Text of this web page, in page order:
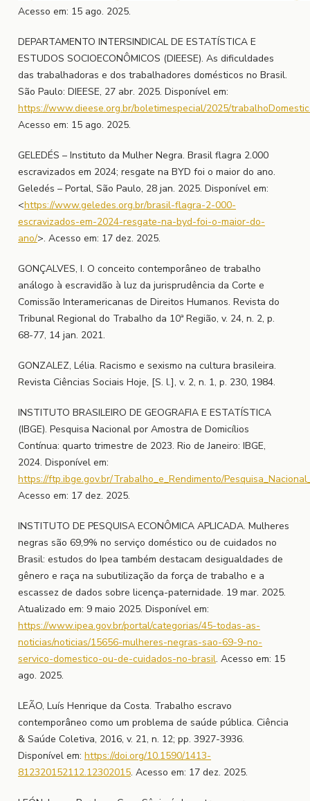
Acesso em: 15 ago. 2025.
DEPARTAMENTO INTERSINDICAL DE ESTATÍSTICA E
ESTUDOS SOCIOECONÔMICOS (DIEESE). As dificuldades
das trabalhadoras e dos trabalhadores domésticos no Brasil.
São Paulo: DIEESE, 27 abr. 2025. Disponível em:
https://www.dieese.org.br/boletimespecial/2025/
Acesso em: 15 ago. 2025.
GELEDÉS – Instituto da Mulher Negra. Brasil flagra 2.000
escravizados em 2024; resgate na BYD foi o maior do ano.
Geledés – Portal, São Paulo, 28 jan. 2025. Disponível em:
<https://www.geledes.org.br/brasil-flagra-2-000-
escravizados-em-2024-resgate-na-byd-foi-o-maior-do-
ano/>. Acesso em: 17 dez. 2025.
GONÇALVES, I. O conceito contemporâneo de trabalho
análogo à escravidão à luz da jurisprudência da Corte e
Comissão Interamericanas de Direitos Humanos. Revista do
Tribunal Regional do Trabalho da 10ª Região, v. 24, n. 2, p.
68-77, 14 jan. 2021.
GONZALEZ, Lélia. Racismo e sexismo na cultura brasileira.
Revista Ciências Sociais Hoje, [S. l.], v. 2, n. 1, p. 230, 1984.
INSTITUTO BRASILEIRO DE GEOGRAFIA E ESTATÍSTICA
(IBGE). Pesquisa Nacional por Amostra de Domicílios
Contínua: quarto trimestre de 2023. Rio de Janeiro: IBGE,
2024. Disponível em:
https://ftp.ibge.gov.br/Trabalho_e_Rendimento/
Acesso em: 17 dez. 2025.
INSTITUTO DE PESQUISA ECONÔMICA APLICADA. Mulheres
negras são 69,9% no serviço doméstico ou de cuidados no
Brasil: estudos do Ipea também destacam desigualdades de
gênero e raça na subutilização da força de trabalho e a
escassez de dados sobre licença-paternidade. 19 mar. 2025.
Atualizado em: 9 maio 2025. Disponível em:
https://www.ipea.gov.br/portal/categorias/45-todas-as-
noticias/noticias/15656-mulheres-negras-sao-69-9-no-
servico-domestico-ou-de-cuidados-no-brasil. Acesso em: 15
ago. 2025.
LEÃO, Luís Henrique da Costa. Trabalho escravo
contemporâneo como um problema de saúde pública. Ciência
& Saúde Coletiva, 2016, v. 21, n. 12; pp. 3927-3936.
Disponível em: https://doi.org/10.1590/1413-
812320152112.12302015. Acesso em: 17 dez. 2025.